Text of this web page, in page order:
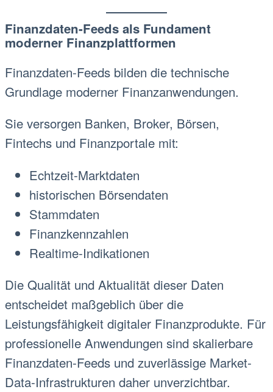
Finanzdaten-Feeds als Fundament
moderner Finanzplattformen
Finanzdaten-Feeds bilden die technische
Grundlage moderner Finanzanwendungen.
Sie versorgen Banken, Broker, Börsen,
Fintechs und Finanzportale mit:
Echtzeit-Marktdaten
historischen Börsendaten
Stammdaten
Finanzkennzahlen
Realtime-Indikationen
Die Qualität und Aktualität dieser Daten
entscheidet maßgeblich über die
Leistungsfähigkeit digitaler Finanzprodukte. Für
professionelle Anwendungen sind skalierbare
Finanzdaten-Feeds und zuverlässige Market-
Data-Infrastrukturen daher unverzichtbar.